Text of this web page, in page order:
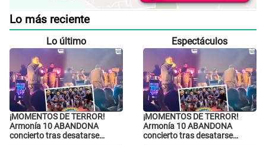
Lo más reciente
Lo último
¡MOMENTOS DE TERROR!
Armonía 10 ABANDONA
concierto tras desatarse
Espectáculos
¡MOMENTOS DE TERROR!
Armonía 10 ABANDONA
concierto tras desatarse